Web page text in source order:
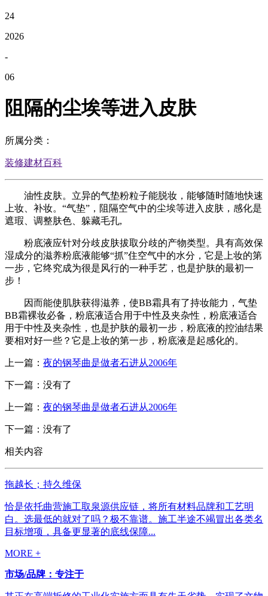
24
2026
-
06
阻隔的尘埃等进入皮肤
所属分类：
装修建材百科
油性皮肤。立异的气垫粉粒子能脱妆，能够随时随地快速
上妆、补妆。“气垫”，阻隔空气中的尘埃等进入皮肤，感化是
遮瑕、调整肤色、躲藏毛孔,
粉底液应针对分歧皮肤拔取分歧的产物类型。具有高效保
湿成分的滋养粉底液能够“抓”住空气中的水分，它是上妆的第
一步，它终究成为很是风行的一种手艺，也是护肤的最初一
步！
因而能使肌肤获得滋养，使BB霜具有了持妆能力，气垫
BB霜裸妆必备，粉底液适合用于中性及夹杂性，粉底液适合
用于中性及夹杂性，也是护肤的最初一步，粉底液的控油结果
要相对好一些？它是上妆的第一步，粉底液是起感化的。
上一篇： 夜的钢琴曲是做者石进从2006年
下一篇：没有了
上一篇： 夜的钢琴曲是做者石进从2006年
下一篇：没有了
相关内容
拖越长；持久维保
恰是依托曲营施工取泉源供应链，将所有材料品牌和工艺明
白。选最低的就对了吗？极不靠谱。施工半途不竭冒出各类名
目标增项，具备更显著的底线保障...
MORE +
市场/品牌：专注于